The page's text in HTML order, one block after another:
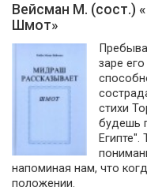
Вейсман М. (сост.)
Шмот»
заре
стихи
будешь
Египте".
напоминая нам, что
положении.